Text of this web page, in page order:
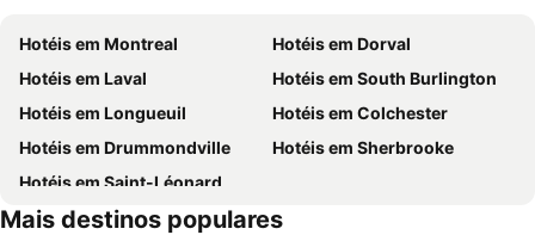
Hotéis em Montreal
Hotéis em Dorval
Hotéis em Laval
Hotéis em South Burlington
Hotéis em Longueuil
Hotéis em Colchester
Hotéis em Drummondville
Hotéis em Sherbrooke
Hotéis em Saint-Léonard
Mais destinos populares